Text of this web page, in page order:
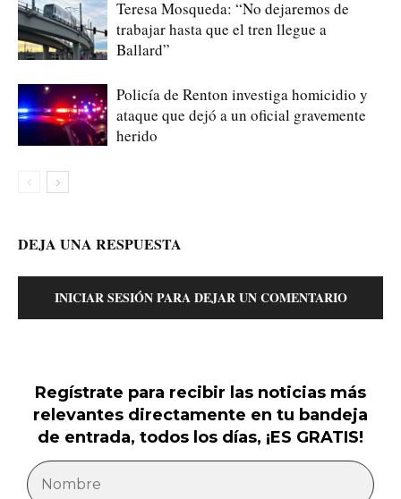
Teresa Mosqueda: “No dejaremos de
trabajar hasta que el tren llegue a
Ballard”
Policía de Renton investiga homicidio y
ataque que dejó a un oficial gravemente
herido
DEJA UNA RESPUESTA
INICIAR SESIÓN PARA DEJAR UN COMENTARIO
Regístrate para recibir las noticias más
relevantes directamente en tu bandeja
de entrada, todos los días, ¡ES GRATIS!